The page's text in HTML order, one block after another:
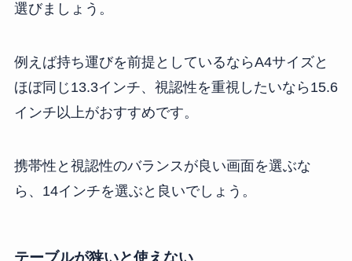
選びましょう。
例えば持ち運びを前提としているならA4サイズと
ほぼ同じ13.3インチ、視認性を重視したいなら15.6
インチ以上がおすすめです。
携帯性と視認性のバランスが良い画面を選ぶな
ら、14インチを選ぶと良いでしょう。
テーブルが狭いと使えない